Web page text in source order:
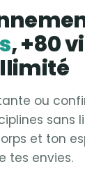
, +80
ou
sans
et ton
tes envies.